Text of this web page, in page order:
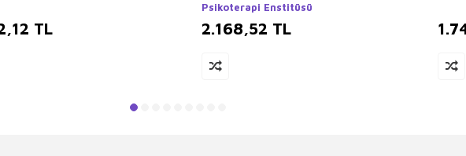
TL
Psikoterapi Enstitüsü
2.168,52 TL